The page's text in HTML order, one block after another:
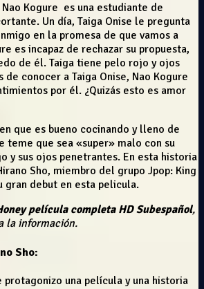
Kogure es una estudiante de
Un día, Taiga Onise le pregunta
en la promesa de que vamos a
es incapaz de rechazar su propuesta,
de él. Taiga tiene pelo rojo y ojos
de conocer a Taiga Onise, Nao Kogure
por él. ¿Quizás esto es amor
que es bueno cocinando y lleno de
teme que sea «super» malo con su
y sus ojos penetrantes. En esta historia
Sho, miembro del grupo Jpop: King
gran debut en esta pelicula.
película completa HD Subespañol,
la información.
Sho:
protagonizo una película y una historia